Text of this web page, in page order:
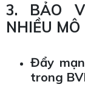
3. BẢO
NHIỀU
Đẩy
trong